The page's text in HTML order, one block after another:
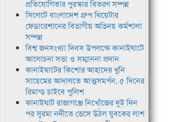
প্রতিযোগিতার পুরস্কার বিতরণ সম্পন্ন
সিলেটে বাংলাদেশ গ্রুপ থিয়েটার
ফেডারেশানের বিভাগীয় অভিনয় কর্মশালা
সম্পন্ন
বিশ্ব জনসংখ্যা দিবস উপলক্ষে কানাইঘাটে
আলোচনা সভা ও সম্মাননা প্রদান
কানাইঘাটের কিশোর আহাদের খুনি
সায়েমের আদালতে আত্মসমর্পন, ৫ দিনের
রিমান্ড চাইবে পুলিশ
কানাইঘাট রাজাগঞ্জে নিখোঁজের দুই দিন
পর সুরমা নদীতে ভেসে উঠল যুবকের লাশ